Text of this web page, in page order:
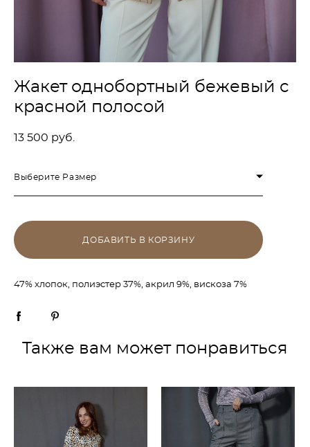
Жакет однобортный бежевый с
красной полосой
13 500 pуб.
Выберите Размер
ДОБАВИТЬ В КОРЗИНУ
47% хлопок, полиэстер 37%, акрил 9%, вискоза 7%
Также вам может понравиться